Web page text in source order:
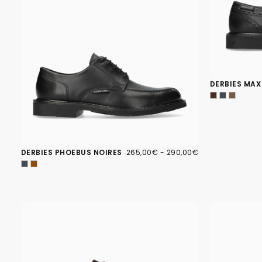
DERBIES PHOEBUS NOIRES 265,00€
PRIX
265,00€ - PRIX
290,00€
DERBIES